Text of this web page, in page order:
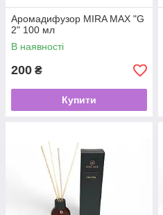
Аромадифузор MIRA MAX "G
2" 100 мл
В наявності
200 ₴
Купити